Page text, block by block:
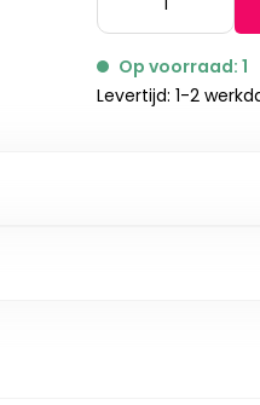
Op voorraad: 1
Levertijd: 1-2